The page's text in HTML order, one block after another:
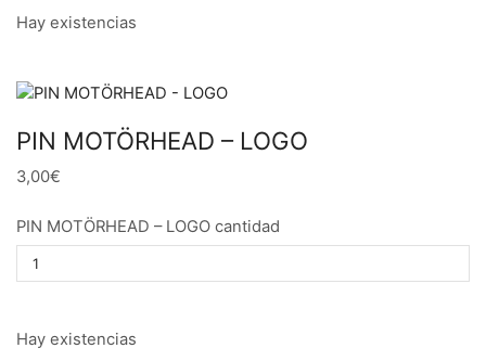
Hay existencias
PIN MOTÖRHEAD – LOGO
3,00€
PIN MOTÖRHEAD – LOGO cantidad
Hay existencias